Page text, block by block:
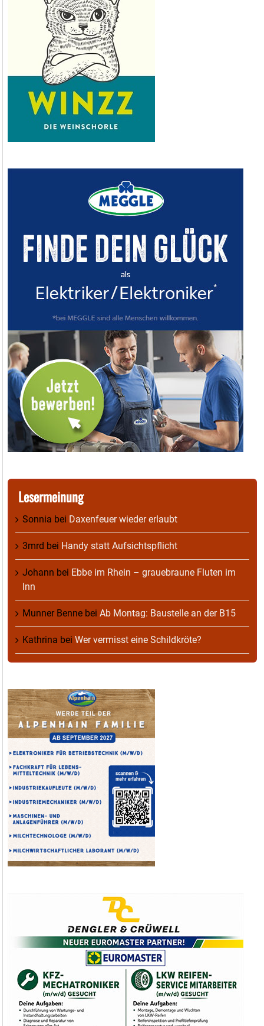
Lesermeinung
Sonnia bei Daxenfeuer wieder erlaubt
3mrd bei Handy statt Aufsichtspflicht
Johann bei Ebbe im Rhein – grauebraune Fluten im
Inn
Munner Benne bei Ab Montag: Baustelle an der B15
Kathrina bei Wer vermisst eine Schildkröte?